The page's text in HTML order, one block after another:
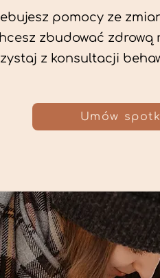
pomocy ze
zbudować zdrową
z konsultacji
Umów